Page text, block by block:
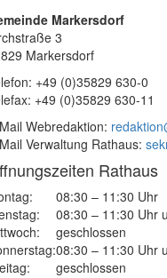
Markersdorf
3
Markersdorf
+49 (0)35829 630-0
+49 (0)35829 630-11
Webredaktion:
Verwaltung Rathaus:
Rathaus
08:30 – 11:30 Uhr
08:30 – 11:30 Uhr
geschlossen
08:30 – 11:30 Uhr
geschlossen